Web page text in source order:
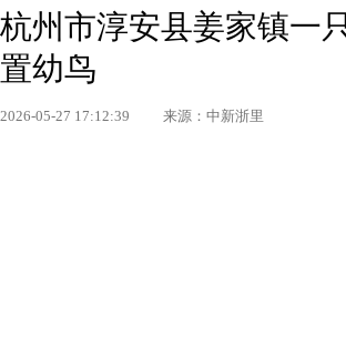
杭州市淳安县姜家镇一
置幼鸟
2026-05-27 17:12:39 来源：中新浙里